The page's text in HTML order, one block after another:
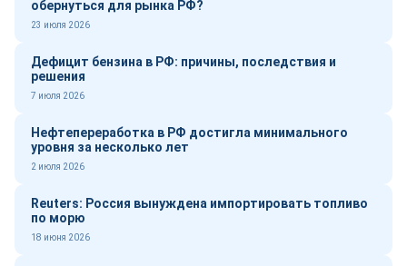
обернуться для рынка РФ?
23 июля 2026
Дефицит бензина в РФ: причины, последствия и
решения
7 июля 2026
Нефтепереработка в РФ достигла минимального
уровня за несколько лет
2 июля 2026
Reuters: Россия вынуждена импортировать топливо
по морю
18 июня 2026